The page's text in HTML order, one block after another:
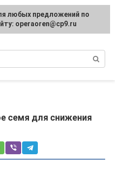
и сердца,
семя для снижения
любых предложений по
operaoren@cp9.ru